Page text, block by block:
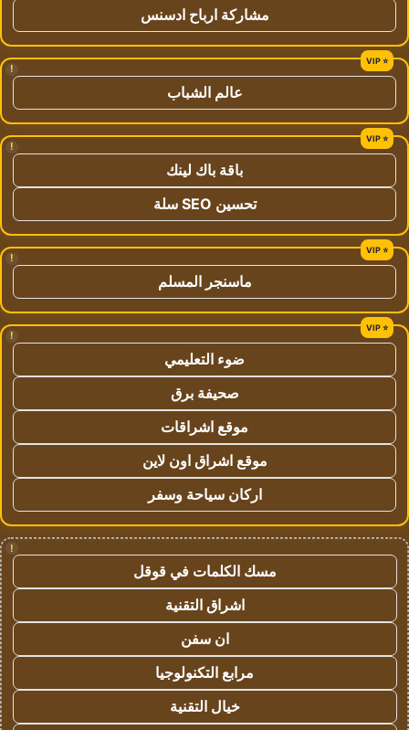
مشاركة ارباح ادسنس
!
عالم الشباب
!
باقة باك لينك
تحسين SEO سلة
!
ماسنجر المسلم
!
ضوء التعليمي
صحيفة برق
موقع اشراقات
موقع اشراق اون لاين
اركان سياحة وسفر
!
مسك الكلمات في قوقل
اشراق التقنية
ان سفن
مرابع التكنولوجيا
خيال التقنية